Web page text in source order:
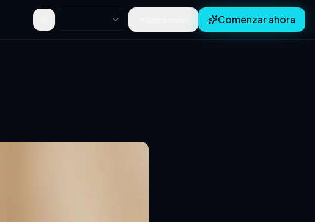
Toggle theme Comenzar ahora